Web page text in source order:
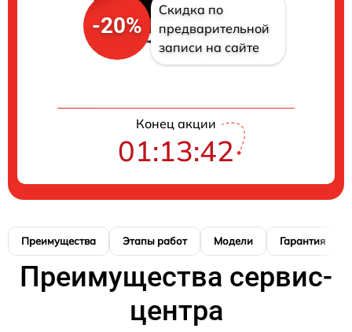
-20%
Скидка по
предварительной
записи на сайте
Конец акции
01:13:41
Преимущества Этапы работ Модели Гарантия
Преимущества сервис-
центра